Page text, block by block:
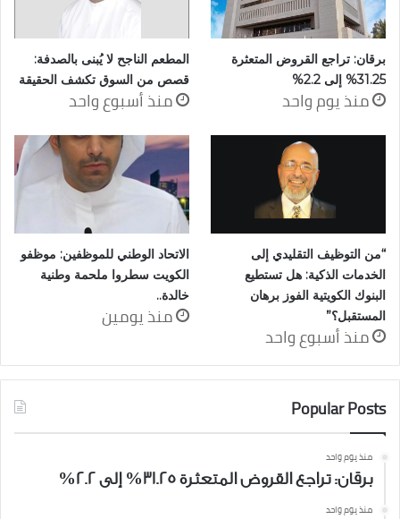
برقان: تراجع القروض المتعثرة
31.25% إلى 2.2%
منذ يوم واحد
المطعم الناجح لا يُبنى بالصدفة:
قصص من السوق تكشف الحقيقة
منذ أسبوع واحد
“من التوظيف التقليدي إلى
الخدمات الذكية: هل تستطيع
البنوك الكويتية الفوز برهان
المستقبل؟”
منذ أسبوع واحد
الاتحاد الوطني للموظفين: موظفو
الكويت سطروا ملحمة وطنية
خالدة..
منذ يومين
Popular Posts
منذ يوم واحد
برقان: تراجع القروض المتعثرة 31.25% إلى 2.2%
منذ يوم واحد